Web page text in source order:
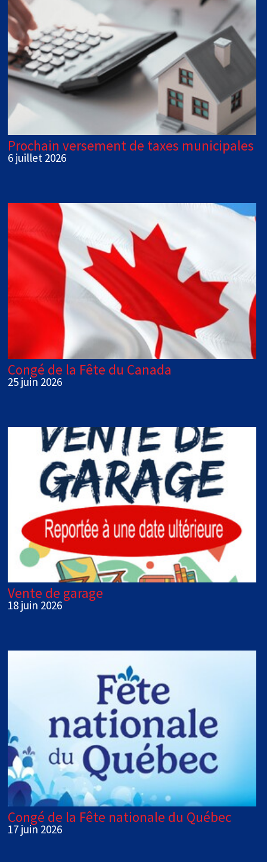
Prochain versement de taxes municipales
6 juillet 2026
Congé de la Fête du Canada
25 juin 2026
Vente de garage
18 juin 2026
Congé de la Fête nationale du Québec
17 juin 2026